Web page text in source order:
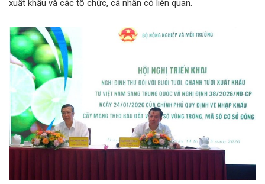
xuất khẩu và các tổ chức, cá nhân có liên quan.